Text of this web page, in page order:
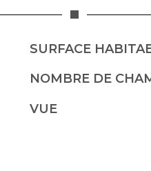
SURFACE
NOMBRE DE
VUE